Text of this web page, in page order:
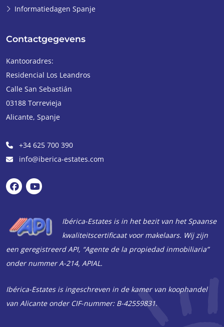
Informatiedagen Spanje
Contactgegevens
Kantooradres:
Residencial Los Leandros
Calle San Sebastián
03188 Torrevieja
Alicante, Spanje
+34 625 700 390
info@iberica-estates.com
Ibérica-Estates is in het bezit van het Spaanse
kwaliteitscertificaat voor makelaars. Wij zijn
een geregistreerd API, “Agente de la propiedad inmobiliaria”
onder nummer A-214, APIAL.
Ibérica-Estates is ingeschreven in de kamer van koophandel
van Alicante onder CIF-nummer: B-42559831.